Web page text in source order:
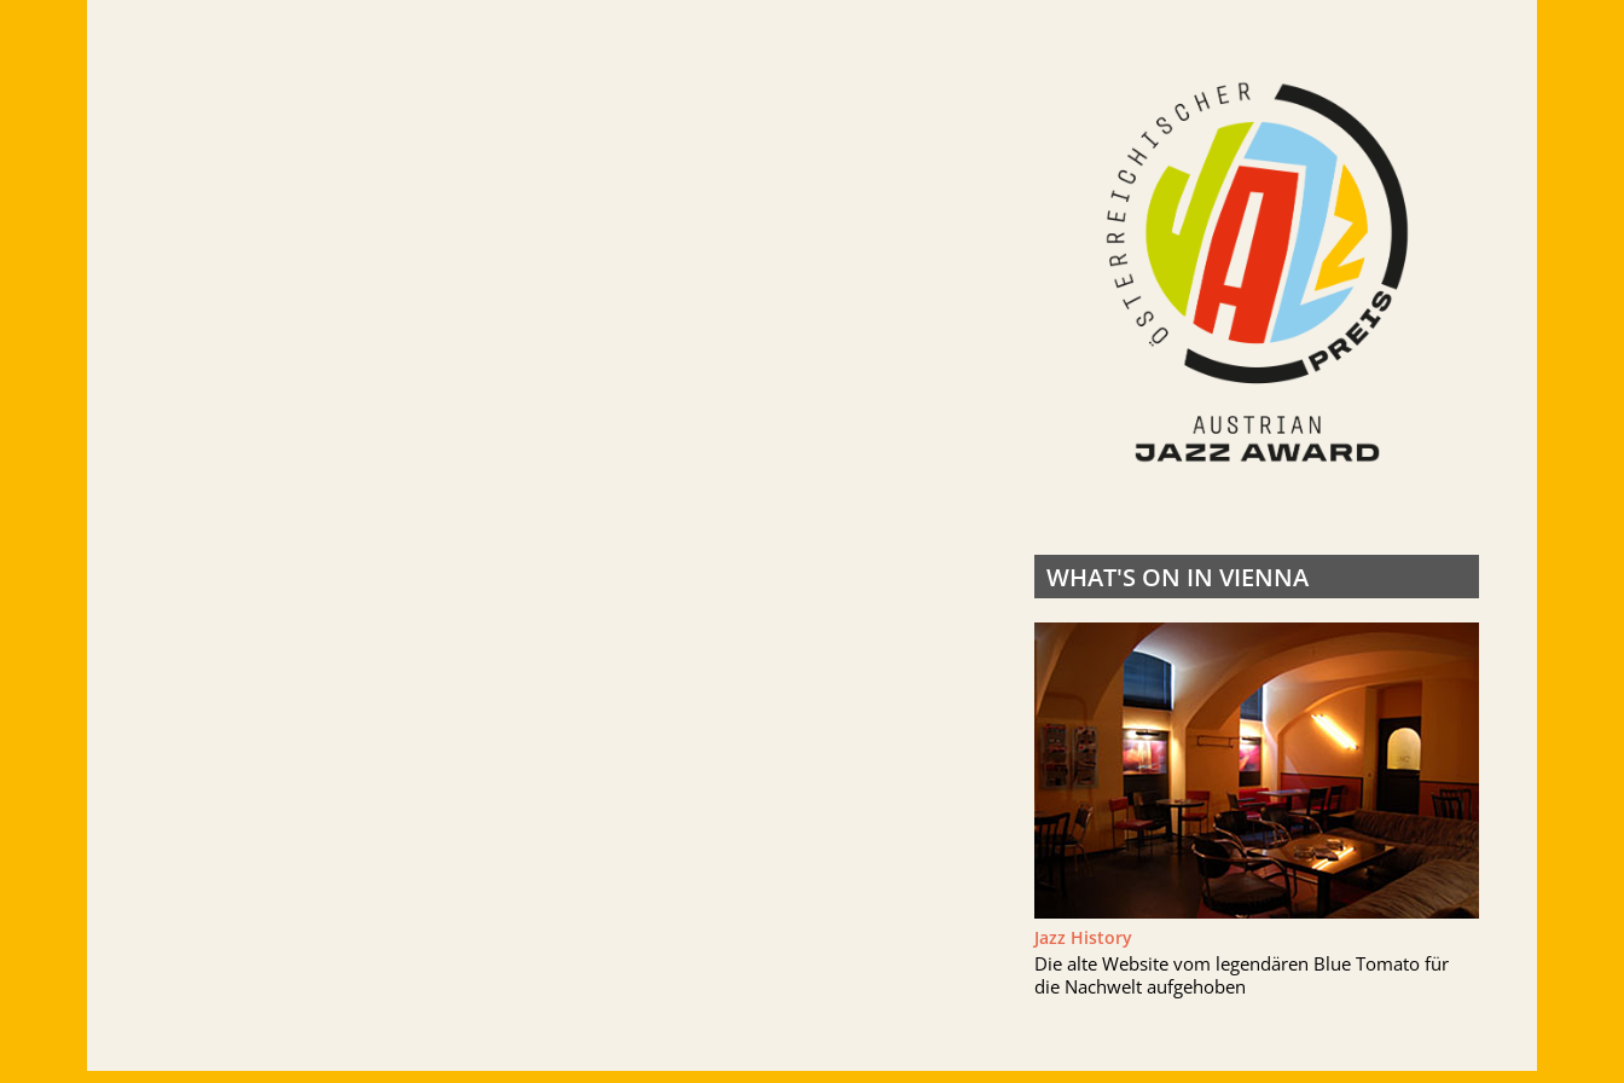
WHAT'S ON IN VIENNA
Jazz History
Die alte Website vom legendären Blue Tomato für
die Nachwelt aufgehoben